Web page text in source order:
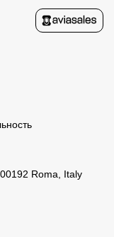
Roma, Italy